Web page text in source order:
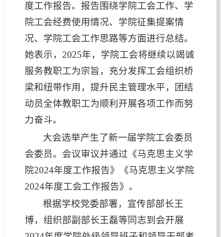
度工作报告。报告围绕学院工会工作、学
院工会经费使用情况、学院征集提案情
况、学院工会工作思路等方面进行总结。
她表示，2025年，学院工会将继续以竭诚
服务教职工为宗旨，充分发挥工会组织桥
梁和纽带作用，提升民主管理水平，团结
动员全体教职工为顺利开展各项工作而努
力奋斗。
大会选举产生了新一届学院工会委员
会委员。会议审议并通过《马克思主义学
院2024年度工作报告》《马克思主义学院
2024年度工会工作报告》。
根据学校党委部署，宣传部部长王
博，组织部副部长王磊等同志到会开展